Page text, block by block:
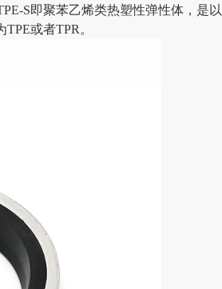
S即聚苯乙烯类热塑性弹性体，是以
或者TPR。